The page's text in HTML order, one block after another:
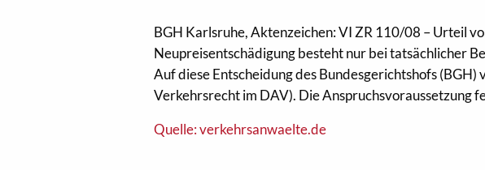
BGH Karlsruhe, Aktenzeichen: VI ZR 110/08 – Urteil
Neupreisentschädigung besteht nur bei tatsächlicher
Auf diese Entscheidung des Bundesgerichtshofs
Verkehrsrecht im DAV). Die Anspruchsvoraussetzung
Quelle: verkehrsanwaelte.de